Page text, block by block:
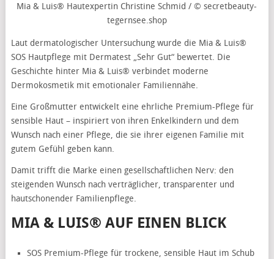
Mia & Luis® Hautexpertin Christine Schmid / © secretbeauty-
tegernsee.shop
Laut dermatologischer Untersuchung wurde die Mia & Luis®
SOS Hautpflege mit Dermatest „Sehr Gut“ bewertet. Die
Geschichte hinter Mia & Luis® verbindet moderne
Dermokosmetik mit emotionaler Familiennähe.
Eine Großmutter entwickelt eine ehrliche Premium-Pflege für
sensible Haut – inspiriert von ihren Enkelkindern und dem
Wunsch nach einer Pflege, die sie ihrer eigenen Familie mit
gutem Gefühl geben kann.
Damit trifft die Marke einen gesellschaftlichen Nerv: den
steigenden Wunsch nach verträglicher, transparenter und
hautschonender Familienpflege.
MIA & LUIS® AUF EINEN BLICK
SOS Premium-Pflege für trockene, sensible Haut im Schub